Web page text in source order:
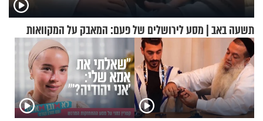
תשעה באב | מסע לירושלים של פעם: המאבק על המקוואות